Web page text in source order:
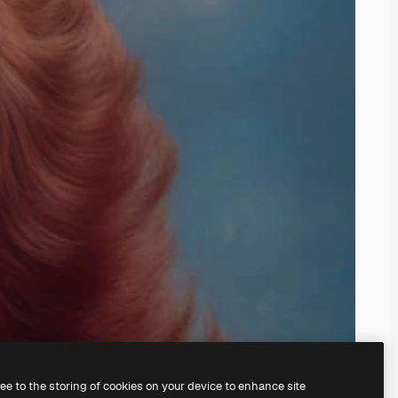
vår AI Image Generator.
to the storing of cookies on your device to enhance site